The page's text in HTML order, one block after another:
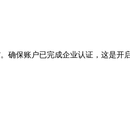
确保账户已完成企业认证，这是开